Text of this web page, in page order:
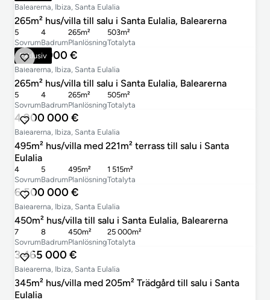
Balearerna, Ibiza, Santa Eulalia
265m² hus/villa till salu i Santa Eulalia, Balearerna
Sovrum
5
Badrum
4
Planlösning
265m²
Totalyta
503m²
Exklusiv
2 950 000 €
Balearerna, Ibiza, Santa Eulalia
265m² hus/villa till salu i Santa Eulalia, Balearerna
Sovrum
5
Badrum
4
Planlösning
265m²
Totalyta
505m²
4 900 000 €
Balearerna, Ibiza, Santa Eulalia
495m² hus/villa med 221m² terrass till salu i Santa
Eulalia
Sovrum
4
Badrum
5
Planlösning
495m²
Totalyta
1 515m²
6 500 000 €
Balearerna, Ibiza, Santa Eulalia
450m² hus/villa till salu i Santa Eulalia, Balearerna
Sovrum
7
Badrum
8
Planlösning
450m²
Totalyta
25 000m²
3 465 000 €
Balearerna, Ibiza, Santa Eulalia
345m² hus/villa med 205m² Trädgård till salu i Santa
Eulalia